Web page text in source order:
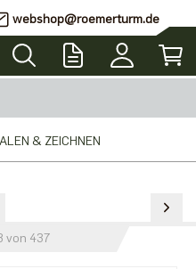
webshop@roemerturm.de
& ZEICHNEN
von 437